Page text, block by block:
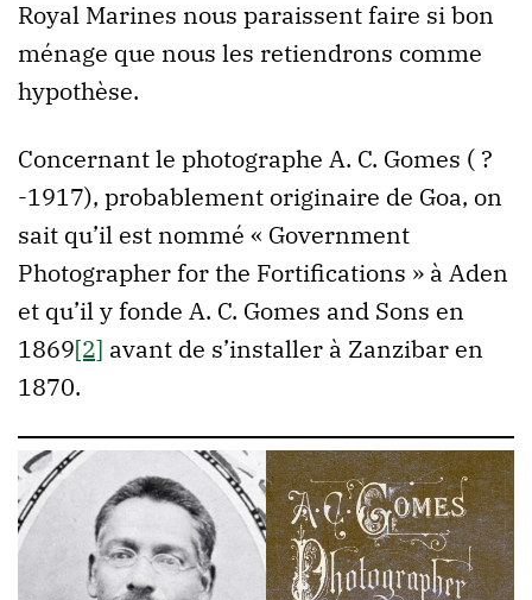
Royal Marines nous paraissent faire si bon
ménage que nous les retiendrons comme
hypothèse.
Concernant le photographe A. C. Gomes ( ?
-1917), probablement originaire de Goa, on
sait qu’il est nommé « Government
Photographer for the Fortifications » à Aden
et qu’il y fonde A. C. Gomes and Sons en
1869[2] avant de s’installer à Zanzibar en
1870.